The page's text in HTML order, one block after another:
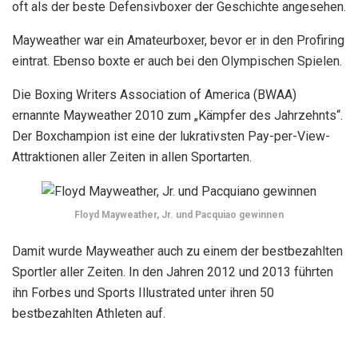
oft als der beste Defensivboxer der Geschichte angesehen.
Mayweather war ein Amateurboxer, bevor er in den Profiring
eintrat. Ebenso boxte er auch bei den Olympischen Spielen.
Die Boxing Writers Association of America (BWAA)
ernannte Mayweather 2010 zum „Kämpfer des Jahrzehnts“.
Der Boxchampion ist eine der lukrativsten Pay-per-View-
Attraktionen aller Zeiten in allen Sportarten.
Floyd Mayweather, Jr. und Pacquiao gewinnen
Damit wurde Mayweather auch zu einem der bestbezahlten
Sportler aller Zeiten. In den Jahren 2012 und 2013 führten
ihn Forbes und Sports Illustrated unter ihren 50
bestbezahlten Athleten auf.